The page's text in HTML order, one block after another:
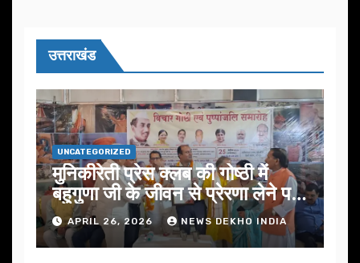
उत्तराखंड
UNCATEGORIZED
मुनिकीरेती प्रेस क्लब की गोष्ठी में
बहुगुणा जी के जीवन से प्रेरणा लेने पर
जोरAPRIL 26, 2026 NEWS DEKHO INDIA